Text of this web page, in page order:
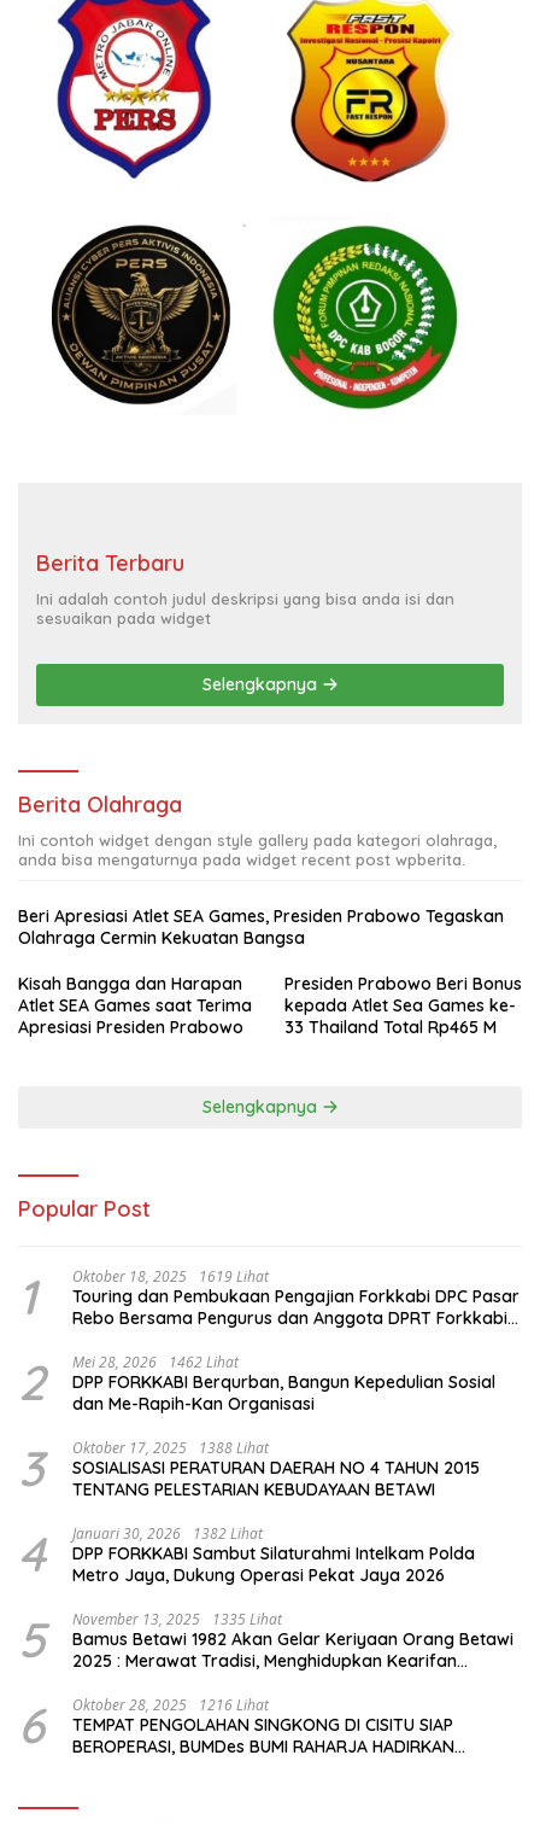
Berita Terbaru
Ini adalah contoh judul deskripsi yang bisa anda isi dan
sesuaikan pada widget
Selengkapnya
Berita Olahraga
Ini contoh widget dengan style gallery pada kategori olahraga,
anda bisa mengaturnya pada widget recent post wpberita.
Beri Apresiasi Atlet SEA Games, Presiden Prabowo Tegaskan
Olahraga Cermin Kekuatan Bangsa
Kisah Bangga dan Harapan
Atlet SEA Games saat Terima
Apresiasi Presiden Prabowo
Presiden Prabowo Beri Bonus
kepada Atlet Sea Games ke-
33 Thailand Total Rp465 M
Selengkapnya
Popular Post
1 Oktober 18, 2025 1619 Lihat
Touring dan Pembukaan Pengajian Forkkabi DPC Pasar
Rebo Bersama Pengurus dan Anggota DPRT Forkkabi
2 Mei 28, 2026 1462 Lihat
DPP FORKKABI Berqurban, Bangun Kepedulian Sosial
dan Me-Rapih-Kan Organisasi
3 Oktober 17, 2025 1388 Lihat
SOSIALISASI PERATURAN DAERAH NO 4 TAHUN 2015
TENTANG PELESTARIAN KEBUDAYAAN BETAWI
4 Januari 30, 2026 1382 Lihat
DPP FORKKABI Sambut Silaturahmi Intelkam Polda
Metro Jaya, Dukung Operasi Pekat Jaya 2026
5 November 13, 2025 1335 Lihat
Bamus Betawi 1982 Akan Gelar Keriyaan Orang Betawi
2025 : Merawat Tradisi, Menghidupkan Kearifan
6 Oktober 28, 2025 1216 Lihat
TEMPAT PENGOLAHAN SINGKONG DI CISITU SIAP
BEROPERASI, BUMDes BUMI RAHARJA HADIRKAN